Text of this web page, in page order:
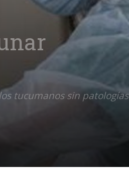
tucumanos sin patologías